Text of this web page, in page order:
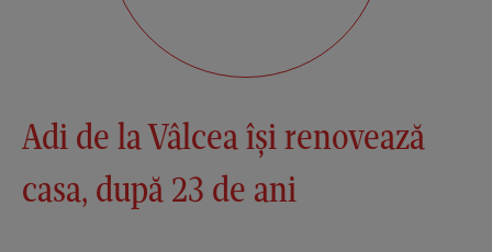
Adi de la Vâlcea își renovează
casa, după 23 de ani